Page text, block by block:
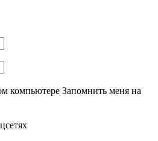
компьютере Запомнить меня на